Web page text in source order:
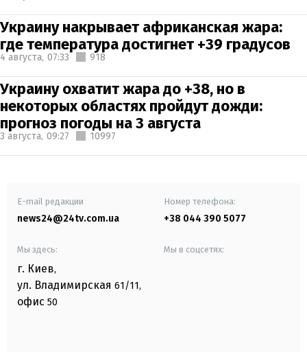
Украину накрывает африканская жара:
где температура достигнет +39 градусов
4 августа, 07:33 918
Украину охватит жара до +38, но в
некоторых областях пройдут дожди:
прогноз погоды на 3 августа
3 августа, 09:27 10997
E-mail редакции
news24@24tv.com.ua
Номер телефона:
+38 044 390 5077
Мы здесь:
г. Киев,
ул. Владимирская 61/11,
офис 50
Мы в соцсетях: